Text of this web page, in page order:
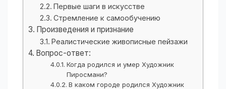
Первые шаги в искусстве
Стремление к самообучению
Произведения и признание
Реалистические живописные пейзажи
Вопрос-ответ:
Когда родился и умер Художник
Пиросмани?
В каком городе родился Художник